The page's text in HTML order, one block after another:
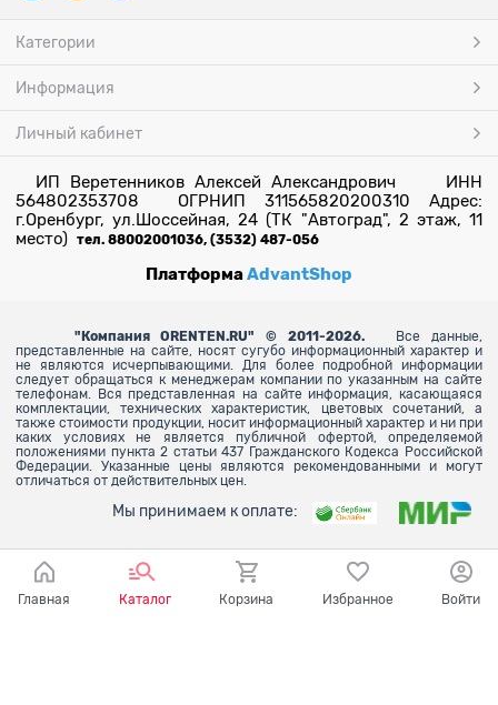
Категории
Информация
Личный кабинет
ИП Веретенников Алексей Александрович ИНН
564802353708 ОГРНИП 311565820200310 Адрес:
г.Оренбург, ул.Шоссейная, 24 (ТК "Автоград", 2 этаж, 11
место) тел. 88002001036, (3532) 487-056
ПлатформаAdvantShop
" Компания ORENTEN.RU" © 2011-2026.
Все данные,
представленные на сайте, носят сугубо информационный характер и
не являются исчерпывающими. Для более подробной информации
следует обращаться к менеджерам компании по указанным на сайте
телефонам. Вся представленная на сайте информация, касающаяся
комплектации, технических характеристик, цветовых сочетаний, а
также стоимости продукции, носит информационный характер и ни при
каких условиях не является публичной офертой, определяемой
положениями пункта 2 статьи 437 Гражданского Кодекса Российской
Федерации. Указанные цены являются рекомендованными и могут
отличаться от действительных цен.
Мы принимаем к оплате:
Главная Каталог Корзина Избранное Войти